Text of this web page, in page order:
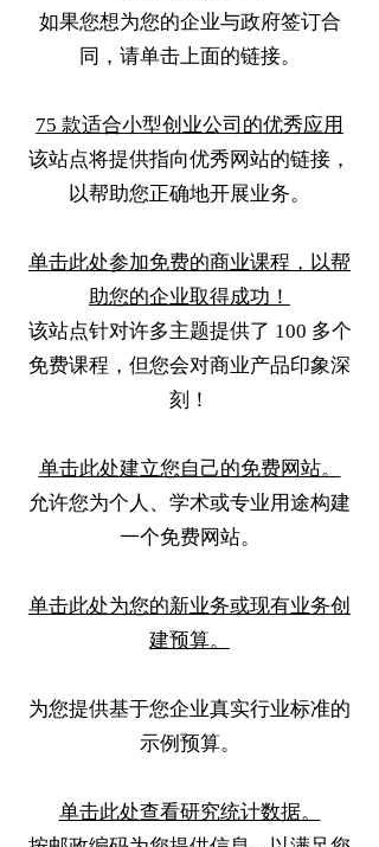
如果您想为您的企业与政府签订合
同，请单击上面的链接。
75 款适合小型创业公司的优秀应用
该站点将提供指向优秀网站的链接，
以帮助您正确地开展业务。
单击此处参加免费的商业课程，以帮
助您的企业取得成功！
该站点针对许多主题提供了 100 多个
免费课程，但您会对商业产品印象深
刻！
单击此处建立您自己的免费网站。
允许您为个人、学术或专业用途构建
一个免费网站。
单击此处为您的新业务或现有业务创
建预算。
为您提供基于您企业真实行业标准的
示例预算。
单击此处查看研究统计数据。